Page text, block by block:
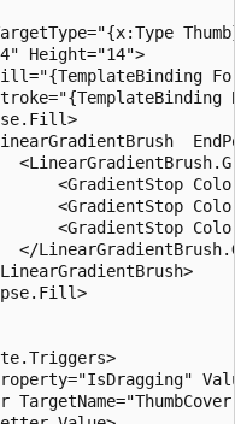
Height="14">
<GradientStop
<GradientStop
<GradientStop
</